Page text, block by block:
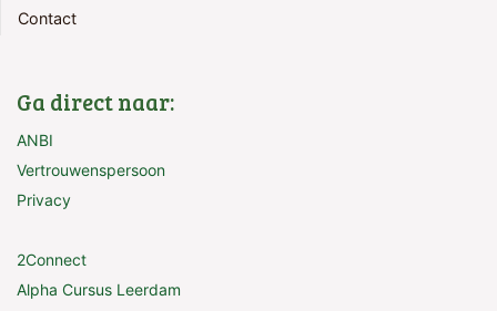
Contact
Ga direct naar:
ANBI
Vertrouwenspersoon
Privacy
2Connect
Alpha Cursus Leerdam